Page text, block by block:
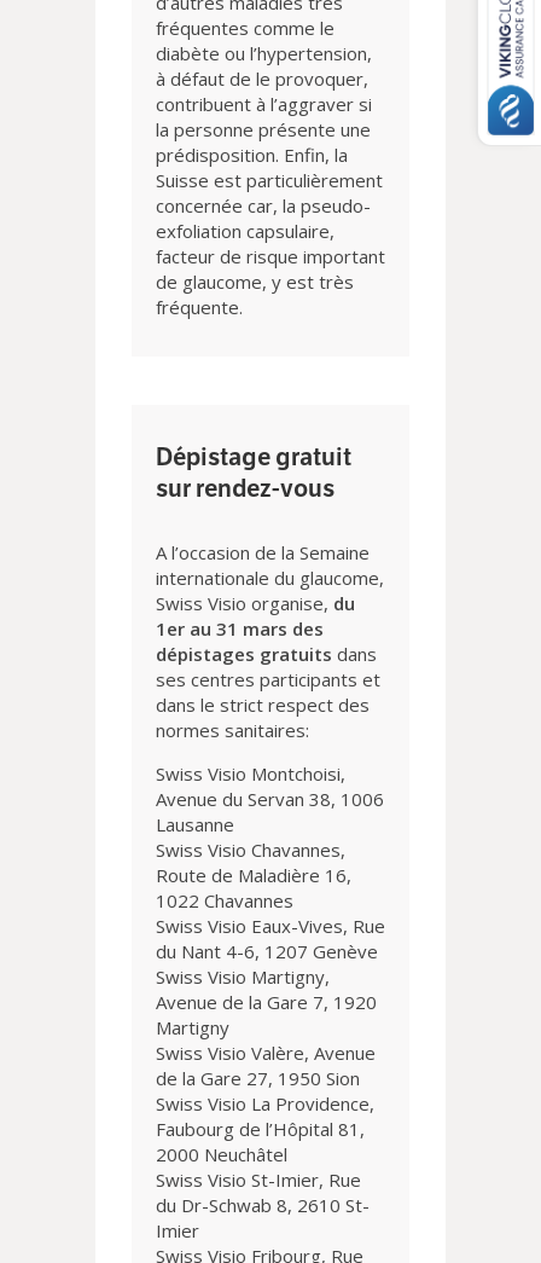
fréquentes comme le
diabète ou l’hypertension,
à défaut de le provoquer,
contribuent à l’aggraver si
la personne présente une
prédisposition. Enfin, la
Suisse est particulièrement
concernée car, la pseudo-
exfoliation capsulaire,
facteur de risque important
de glaucome, y est très
fréquente.
Dépistage gratuit
sur rendez-vous
A l’occasion de la Semaine
internationale du glaucome,
Swiss Visio organise, du
1er au 31 mars des
dépistages gratuits dans
ses centres participants et
dans le strict respect des
normes sanitaires:
Swiss Visio Montchoisi,
Avenue du Servan 38, 1006
Lausanne
Swiss Visio Chavannes,
Route de Maladière 16,
1022 Chavannes
Swiss Visio Eaux-Vives, Rue
du Nant 4-6, 1207 Genève
Swiss Visio Martigny,
Avenue de la Gare 7, 1920
Martigny
Swiss Visio Valère, Avenue
de la Gare 27, 1950 Sion
Swiss Visio La Providence,
Faubourg de l’Hôpital 81,
2000 Neuchâtel
Swiss Visio St-Imier, Rue
du Dr-Schwab 8, 2610 St-
Imier
Swiss Visio Fribourg, Rue